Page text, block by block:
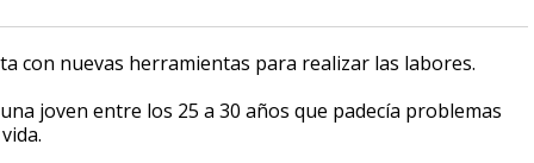
con nuevas herramientas para realizar las labores.
joven entre los 25 a 30 años que padecía problemas